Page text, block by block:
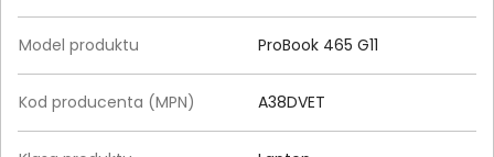
Model produktu ProBook 465 G11
Kod producenta (MPN) A38DVET